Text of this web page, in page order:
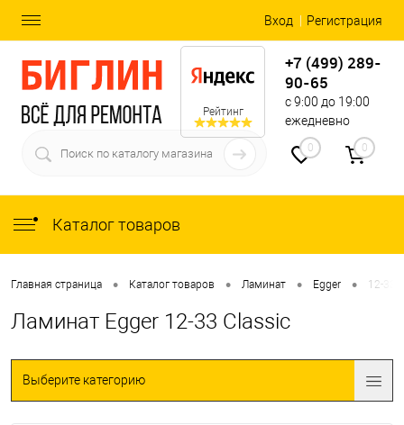
Вход Регистрация
Рейтинг
+7 (499) 289-
90-65
с 9:00 до 19:00
ежедневно
0 0
Каталог товаров
Главная страница • Каталог товаров • Ламинат • Egger • 12-33
Ламинат Egger 12-33 Classic
Выберите категорию